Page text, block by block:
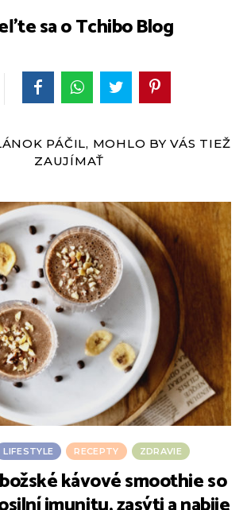
sa o Tchibo Blog
PÁČIL, MOHLO BY VÁS TIEŽ
ZAUJÍMAŤ
LIFESTYLE RECEPTY ZDRAVIE
kávové smoothie so